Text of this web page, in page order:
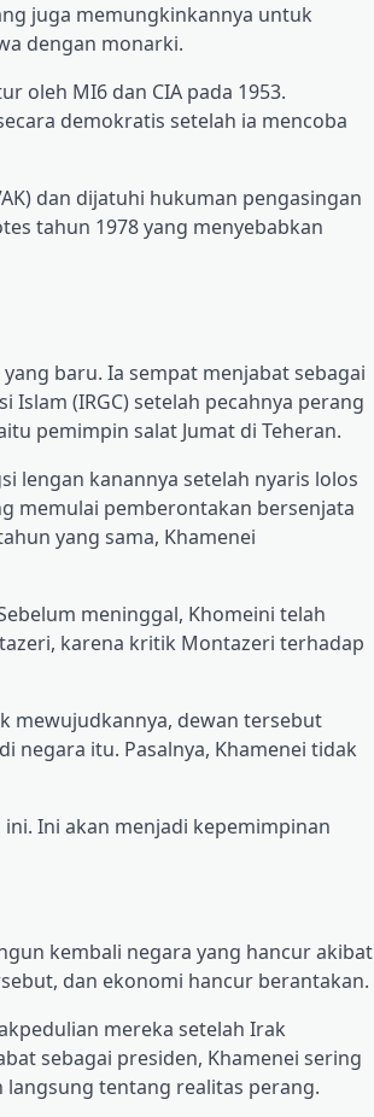
juga memungkinkannya untuk
dengan monarki.
oleh MI6 dan CIA pada 1953.
demokratis setelah ia mencoba
dan dijatuhi hukuman pengasingan
tahun 1978 yang menyebabkan
baru. Ia sempat menjabat sebagai
(IRGC) setelah pecahnya perang
pemimpin salat Jumat di Teheran.
lengan kanannya setelah nyaris lolos
memulai pemberontakan bersenjata
yang sama, Khamenei
meninggal, Khomeini telah
karena kritik Montazeri terhadap
mewujudkannya, dewan tersebut
itu. Pasalnya, Khamenei tidak
Ini akan menjadi kepemimpinan
kembali negara yang hancur akibat
dan ekonomi hancur berantakan.
mereka setelah Irak
sebagai presiden, Khamenei sering
langsung tentang realitas perang.